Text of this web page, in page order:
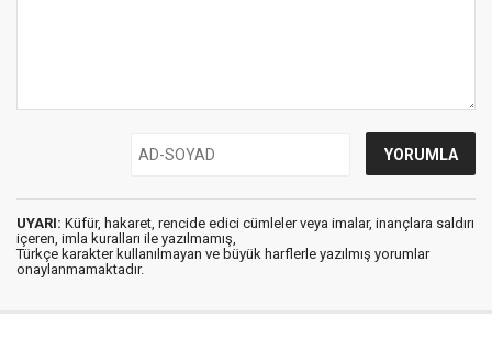
UYARI: Küfür, hakaret, rencide edici cümleler veya imalar, inançlara saldırı
içeren, imla kuralları ile yazılmamış,
Türkçe karakter kullanılmayan ve büyük harflerle yazılmış yorumlar
onaylanmamaktadır.